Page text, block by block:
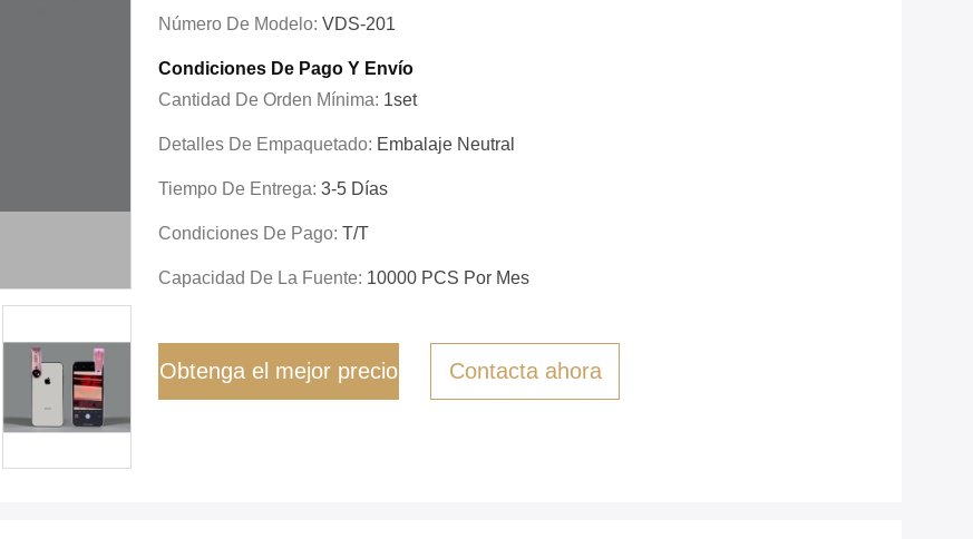
Número De Modelo: VDS-201
Condiciones De Pago Y Envío
Cantidad De Orden Mínima: 1set
Detalles De Empaquetado: Embalaje Neutral
Tiempo De Entrega: 3-5 Días
Condiciones De Pago: T/T
Capacidad De La Fuente: 10000 PCS Por Mes
Obtenga el mejor precio Contacta ahora